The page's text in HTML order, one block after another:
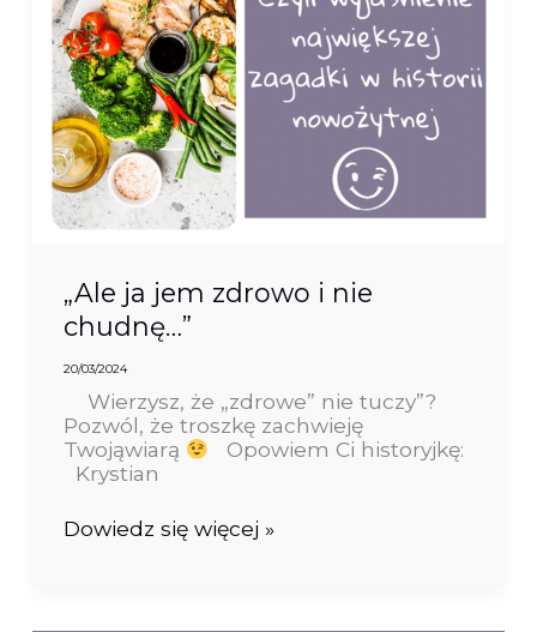
„Ale ja jem zdrowo i nie
chudnę…”
20/03/2024
Wierzysz, że „zdrowe” nie tuczy”?
Pozwól, że troszkę zachwieję
Twojąwiarą
Opowiem Ci historyjkę:
Krystian
Dowiedz się więcej »